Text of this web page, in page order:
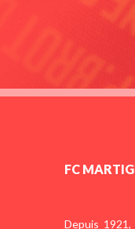
FC
Depuis